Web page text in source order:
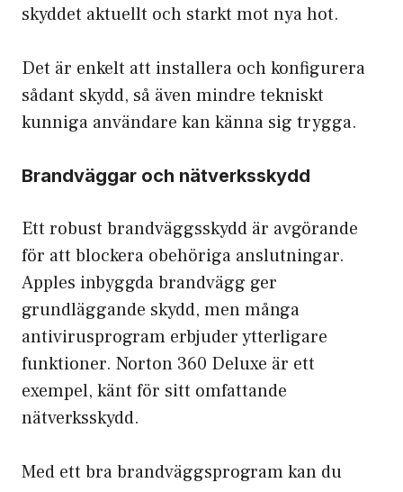
skyddet aktuellt och starkt mot nya hot.
Det är enkelt att installera och konfigurera
sådant skydd, så även mindre tekniskt
kunniga användare kan känna sig trygga.
Brandväggar och nätverksskydd
Ett robust brandväggsskydd är avgörande
för att blockera obehöriga anslutningar.
Apples inbyggda brandvägg ger
grundläggande skydd, men många
antivirusprogram erbjuder ytterligare
funktioner. Norton 360 Deluxe är ett
exempel, känt för sitt omfattande
nätverksskydd.
Med ett bra brandväggsprogram kan du